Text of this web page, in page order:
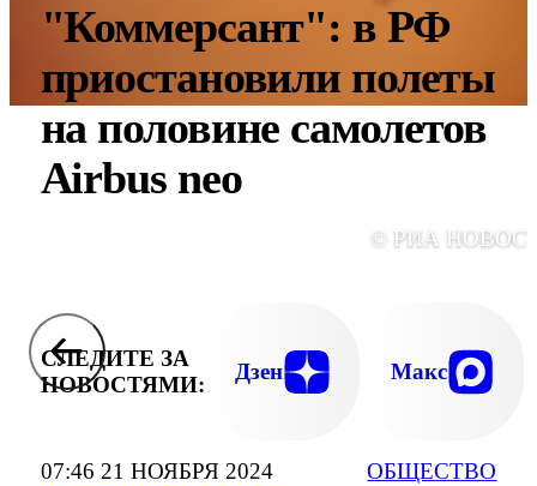
07:46 21 НОЯБРЯ 2024
ОБЩЕСТВО
"Коммерсант": в РФ
приостановили полеты
на половине самолетов
Airbus neo
© РИА
СЛЕДИТЕ ЗА
НОВОСТЯМИ:
Дзен Макс